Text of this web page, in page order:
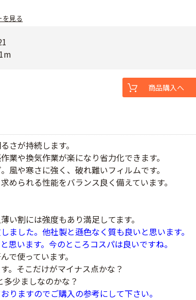
を見る
さが持続します。
業や換気作業が楽になり省力化できます。
風や寒さに強く、破れ難いフィルムです。
められる性能をバランス良く備えています。
い割には強度もあり満足してます。
ました。他社製と遜色なく質も良いと思います。
思います。今のところコスパは良いですね。
で使っています。
。そこだけがマイナス点かな？
少ましなのかな？
りますのでご購入の参考にして下さい。
商品購入へ